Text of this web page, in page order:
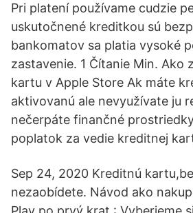
Pri platení používame cudzie
uskutočnené kreditkou sú
bankomatov sa platia vysoké
zastavenie. 1 Čítanie Min. Ako
kartu v Apple Store Ak máte
aktivovanú ale nevyužívate ju
nečerpáte finančné
poplatok za vedie kreditnej
Sep 24, 2020 Kreditnú
nezaobídete. Návod ako